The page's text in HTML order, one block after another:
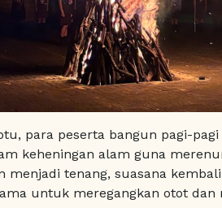
para peserta bangun pagi-
keheningan alam guna
menjadi tenang, suasana
untuk meregangkan otot dan